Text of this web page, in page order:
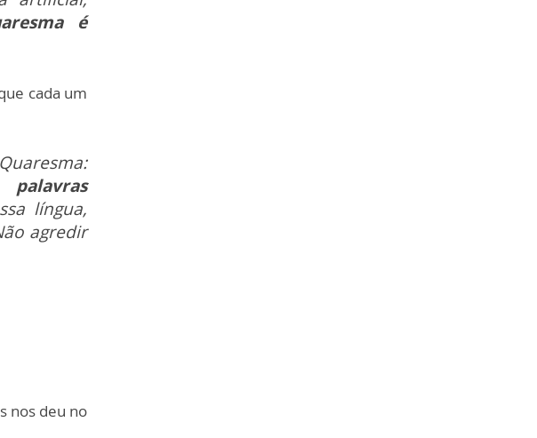
é
cada um
língua,
agredir
nos deu no